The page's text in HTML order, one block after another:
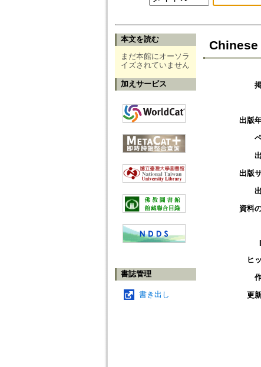
本文を読む
まだ本館にオーソラ
イズされていません
加えサービス
書誌管理
書き出し
出版
出版
資料
ヒ
更